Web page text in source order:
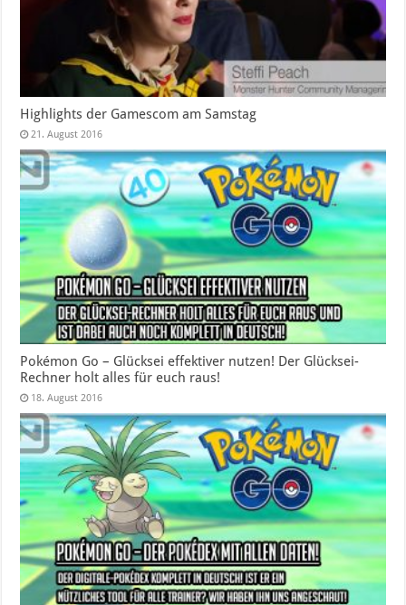
Highlights der Gamescom am Samstag
21. August 2016
Pokémon Go – Glücksei effektiver nutzen! Der Glücksei-
Rechner holt alles für euch raus!
18. August 2016